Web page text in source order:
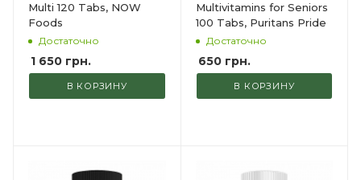
Multi 120 Tabs, NOW
Foods
Достаточно
1 650 грн.
В КОРЗИНУ
Multivitamins for Seniors
100 Tabs, Puritans Pride
Достаточно
650грн.
В КОРЗИНУ